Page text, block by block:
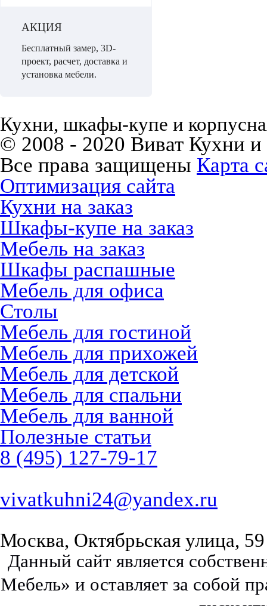
АКЦИЯ
Бесплатный замер, 3D-
проект, расчет, доставка и
установка мебели.
Кухни, шкафы-купе и
© 2008 - 2020 Виват Кухни
Все права защищены Карта
Оптимизация сайта
Кухни на заказ
Шкафы-купе на заказ
Мебель на заказ
Шкафы распашные
Мебель для офиса
Столы
Мебель для гостиной
Мебель для прихожей
Мебель для детской
Мебель для спальни
Мебель для ванной
Полезные статьи
8 (495) 127-79-17
vivatkuhni24@yandex.ru
Москва, Октябрьская улица, 59
Данный сайт является
Мебель» и оставляет за собой